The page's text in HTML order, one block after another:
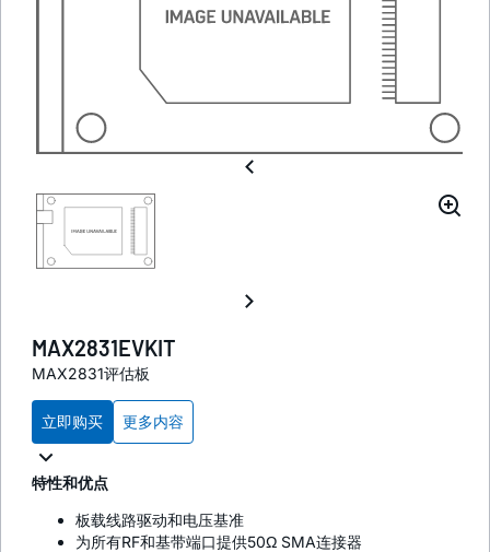
MAX2831EVKIT
MAX2831评估板
立即购买 更多内容
特性和优点
板载线路驱动和电压基准
为所有RF和基带端口提供50Ω SMA连接器